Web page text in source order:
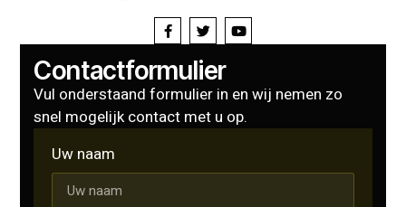
Contactformulier
Vul onderstaand formulier in en wij nemen zo
snel mogelijk contact met u op.
Uw naam